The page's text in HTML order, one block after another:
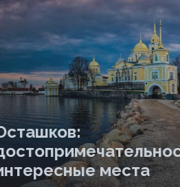
места